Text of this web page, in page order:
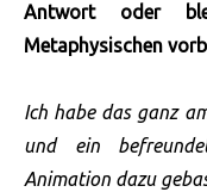
Antwort oder
Metaphysischen
Ich habe das ganz
und ein
Animation dazu